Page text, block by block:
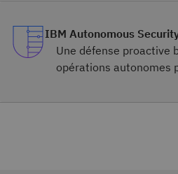
IBM Autonomous
Une défense proactive
opérations autonomes